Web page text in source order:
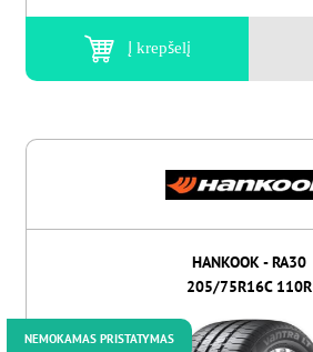
Į krepšelį
HANKOOK - RA30
205/75R16C 110R
NEMOKAMAS PRISTATYMAS